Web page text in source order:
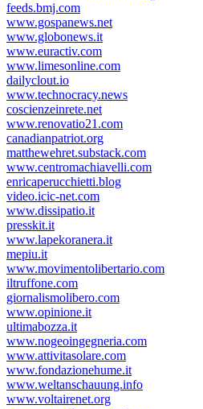
feeds.bmj.com
www.gospanews.net
www.globonews.it
www.euractiv.com
www.limesonline.com
dailyclout.io
www.technocracy.news
coscienzeinrete.net
www.renovatio21.com
canadianpatriot.org
matthewehret.substack.com
www.centromachiavelli.com
enricaperucchietti.blog
video.icic-net.com
www.dissipatio.it
presskit.it
www.lapekoranera.it
mepiu.it
www.movimentolibertario.com
iltruffone.com
giornalismolibero.com
www.opinione.it
ultimabozza.it
www.nogeoingegneria.com
www.attivitasolare.com
www.fondazionehume.it
www.weltanschauung.info
www.voltairenet.org